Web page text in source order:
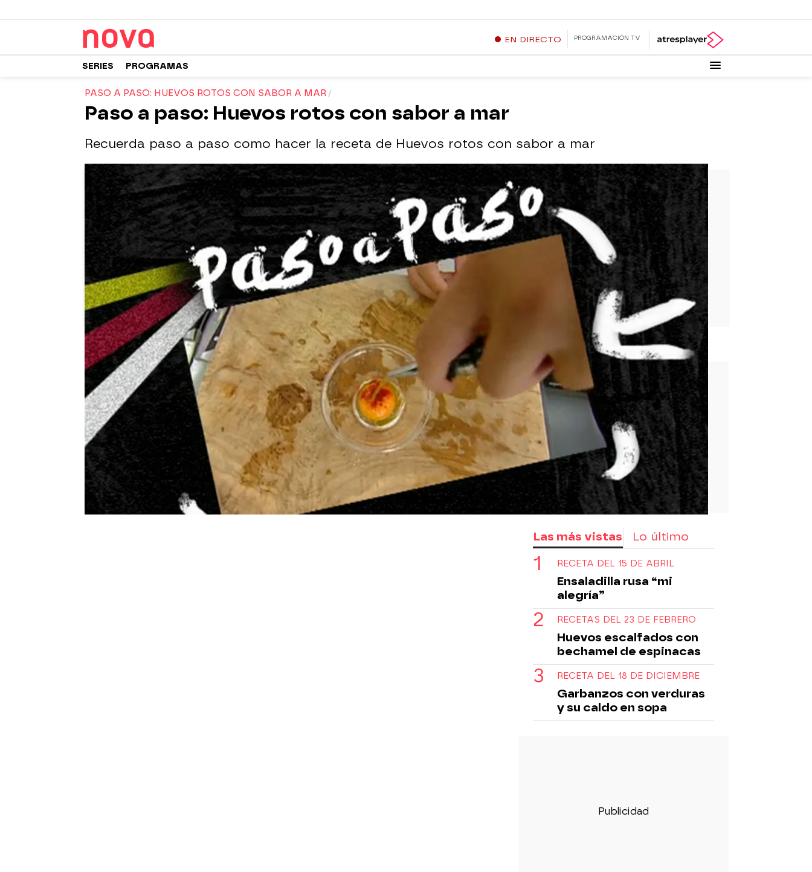
EN DIRECTO PROGRAMACIÓN TV
SERIES PROGRAMAS
PASO A PASO: HUEVOS ROTOS CON SABOR A MAR
Paso a paso: Huevos rotos con sabor a mar
Recuerda paso a paso como hacer la receta de Huevos rotos con sabor a mar
Nova
Publicado: 26 de octubre de 2010, 18:49
Whatsapp
Facebook
X Flipboard
Recuerda paso a paso como hacer la receta de Huevos rotos
con sabor a mar
5554b3fc0cf203da151fa832 cocina con bruno Bruno Oteiza
Las más vistas Lo último
RECETA DEL 15 DE ABRIL
Ensaladilla rusa “mi
alegría”
RECETAS DEL 23 DE FEBRERO
Huevos escalfados con
bechamel de espinacas
RECETA DEL 18 DE DICIEMBRE
Garbanzos con verduras
y su caldo en sopa